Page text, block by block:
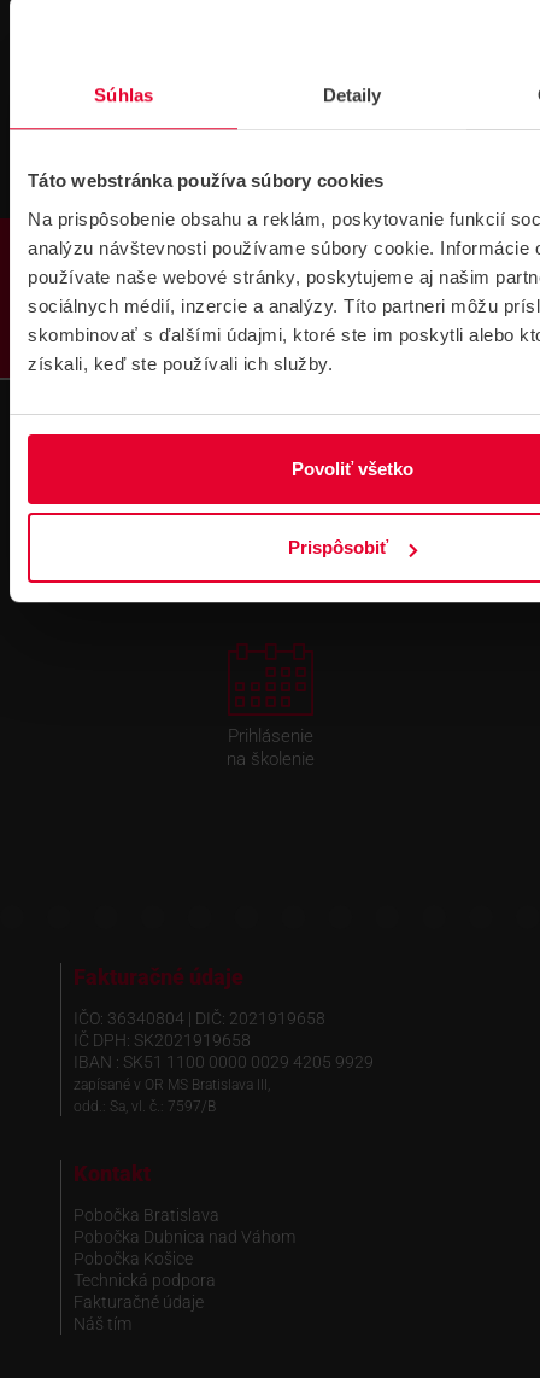
Súhlas Detaily
Táto webstránka používa súbory cookies
Na prispôsobenie obsahu a reklám, poskytovanie funkcií
analýzu návštevnosti používame súbory cookie. Informácie
používate naše webové stránky, poskytujeme aj našim
sociálnych médií, inzercie a analýzy. Títo partneri môžu
skombinovať s ďalšími údajmi, ktoré ste im poskytli alebo
získali, keď ste používali ich služby.
Povoliť všetko
Prispôsobiť
PRODUKTY
Súbory
na stiahnutie
objednávkach nad 300 € bez DPH
Prihlásenie
na školenie
Fakturačné údaje
IČO: 36340804 | DIČ: 2021919658
IČ DPH: SK2021919658
IBAN : SK51 1100 0000 0029 4205 9929
zapísané v OR MS Bratislava III,
odd.: Sa, vl. č.: 7597/B
Kontakt
Pobočka Bratislava
Pobočka Dubnica nad Váhom
Pobočka Košice
Technická podpora
Fakturačné údaje
Náš tím